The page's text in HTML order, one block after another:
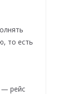
то есть
— рейс